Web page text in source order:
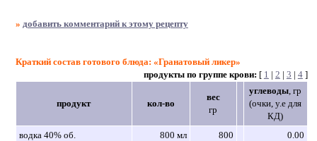
» добавить комментарий к этому рецепту
Краткий состав готового блюда: «Гранатовый ликер»
продукты по группе крови: [ 1 | 2 | 3 | 4]
продукт кол-во
вес
гр
углеводы , гр
(очки, у.е для
КД)
водка 40% об.
800 мл 800
0.00